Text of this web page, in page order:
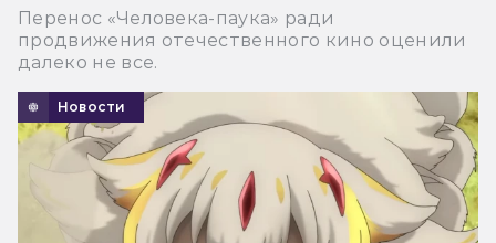
Перенос «Человека-паука» ради
продвижения отечественного кино оценили
далеко не все.
Новости